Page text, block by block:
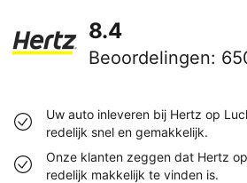
8.4
Beoordelingen:
Uw auto inleveren bij Hertz op
redelijk snel en gemakkelijk.
Onze klanten zeggen dat Hertz
redelijk makkelijk te vinden is.